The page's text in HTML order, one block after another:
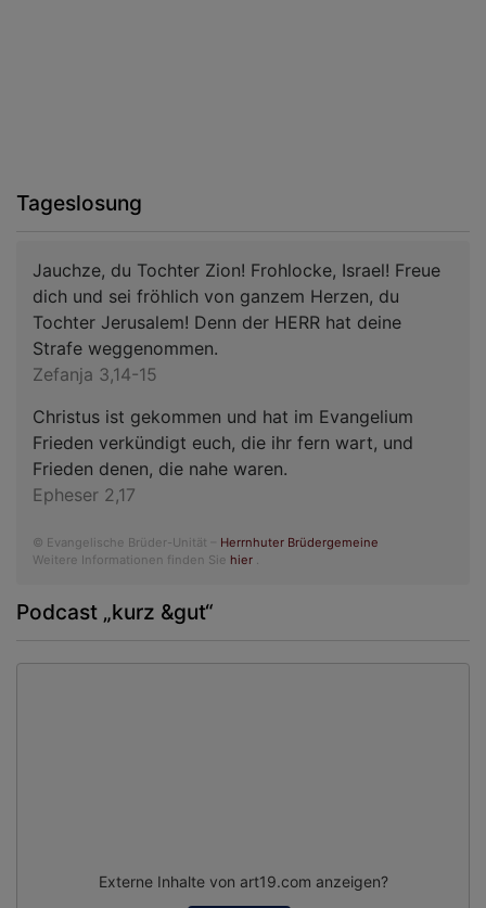
Tageslosung
Jauchze, du Tochter Zion! Frohlocke, Israel! Freue
dich und sei fröhlich von ganzem Herzen, du
Tochter Jerusalem! Denn der HERR hat deine
Strafe weggenommen.
Zefanja 3,14-15
Christus ist gekommen und hat im Evangelium
Frieden verkündigt euch, die ihr fern wart, und
Frieden denen, die nahe waren.
Epheser 2,17
© Evangelische Brüder-Unität – Herrnhuter Brüdergemeine
Weitere Informationen finden Sie hier
Podcast „kurz &gut“
Externe Inhalte von art19.com anzeigen?